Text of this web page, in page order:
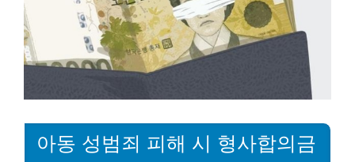
아동 성범죄 피해 시 형사합의금